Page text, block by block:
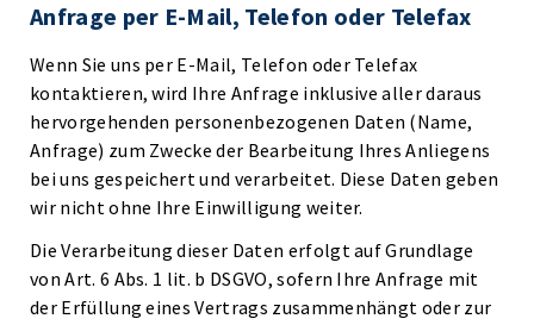
Anfrage per E-Mail, Telefon oder Telefax
Wenn Sie uns per E-Mail, Telefon oder Telefax
kontaktieren, wird Ihre Anfrage inklusive aller daraus
hervorgehenden personenbezogenen Daten (Name,
Anfrage) zum Zwecke der Bearbeitung Ihres Anliegens
bei uns gespeichert und verarbeitet. Diese Daten geben
wir nicht ohne Ihre Einwilligung weiter.
Die Verarbeitung dieser Daten erfolgt auf Grundlage
von Art. 6 Abs. 1 lit. b DSGVO, sofern Ihre Anfrage mit
der Erfüllung eines Vertrags zusammenhängt oder zur